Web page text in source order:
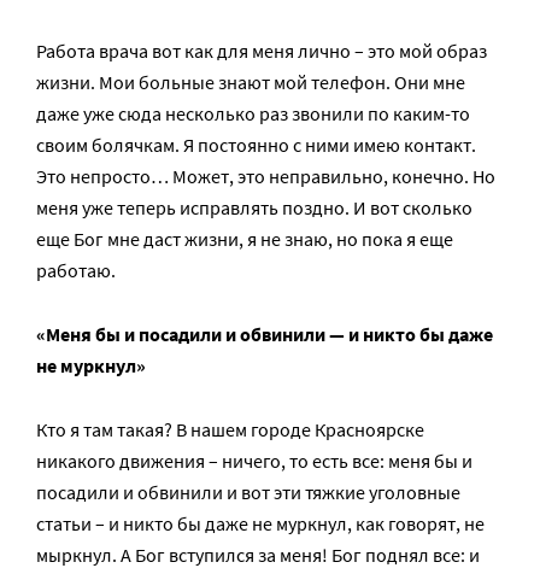
Работа врача вот как для меня лично – это мой образ
жизни. Мои больные знают мой телефон. Они мне
даже уже сюда несколько раз звонили по каким-то
своим болячкам. Я постоянно с ними имею контакт.
Это непросто… Может, это неправильно, конечно. Но
меня уже теперь исправлять поздно. И вот сколько
еще Бог мне даст жизни, я не знаю, но пока я еще
работаю.
«Меня бы и посадили и обвинили — и никто бы даже
не муркнул»
Кто я там такая? В нашем городе Красноярске
никакого движения – ничего, то есть все: меня бы и
посадили и обвинили и вот эти тяжкие уголовные
статьи – и никто бы даже не муркнул, как говорят, не
мыркнул. А Бог вступился за меня! Бог поднял все: и